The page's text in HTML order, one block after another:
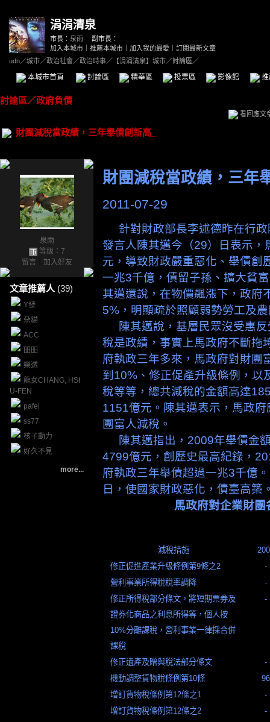
涓涓清泉
市長： 泉雨
副市長：
加入本城市
推薦本城市 加入我的最愛
訂閱最新文章
udn／城市／政治社會／政治時事／ 【涓涓清泉】城市／討論區／
本城市首頁 討論區 精華區 投票區 影像館
討論區／政府負債
看回應文
財團減稅當政績，三年舉債創新高_
泉雨
等級：7
留言
加入好友
文章推薦人 (39)
Y發
朵貓
ACC
昍昍
樂透
龍女CHANG, HSI
U-FEN
pafei
ss77
核子動力
好久不見
more...
財團減稅當政績，三年
2011-07-29
針對財政部長李述德昨在行
發言人陳其邁今（29）日表示
元，導致財政嚴重惡化、舉債創
一兆3千億，債留子孫、擴大貧
其邁還說，在物價飆漲下，政府
5%，明顯疏於照顧弱勢勞工及
陳其邁說，基層民眾沒受惠
稅是政績，事實上馬政府不斷拖
府執政三年多來，馬政府對財團
到10%、修正促產升級條例，以
稅等等，總共減稅的金額高達
1151億元。陳其邁表示，馬政
團富人減稅。
陳其邁指出，2009年舉債金
4799億元，創歷史最高紀錄，
府執政三年舉債超過一兆3千億
日，使國家財政惡化，債臺高築
馬政府對企業財
減稅措施
修正促進產業升級條例第9條之2
-
營利事業所得稅稅率調降
-
修正所得稅部分條文，將短期票券及
證券化商品之利息所得等，個人按
10%分離課稅，營利事業一律採合併
課稅
-
修正遺產及贈與稅法部分條文
-
機動調整貨物稅條例第10條
96
增訂貨物稅條例第12條之1
-
增訂貨物稅條例第12條之2
-